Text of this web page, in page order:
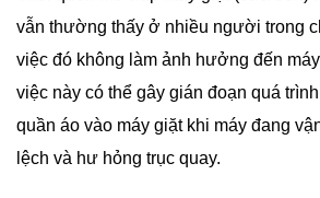
vẫn thường thấy ở nhiều người trong
việc đó không làm ảnh hưởng đến
việc này có thể gây gián đoạn quá
quần áo vào máy giặt khi máy đang
lệch và hư hỏng trục quay.